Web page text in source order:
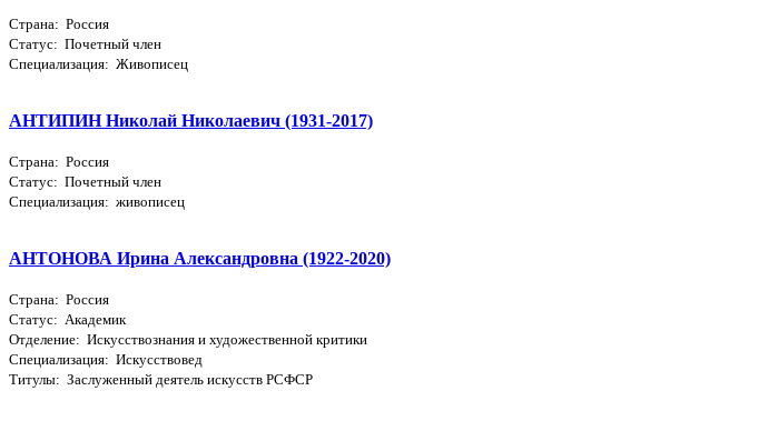
Страна: Россия
Статус: Почетный член
Специализация: Живописец
АНТИПИН Николай Николаевич (1931-2017)
Страна: Россия
Статус: Почетный член
Специализация: живописец
АНТОНОВА Ирина Александровна (1922-2020)
Страна: Россия
Статус: Академик
Отделение: Искусствознания и художественной критики
Специализация: Искусствовед
Титулы: Заслуженный деятель искусств РСФСР